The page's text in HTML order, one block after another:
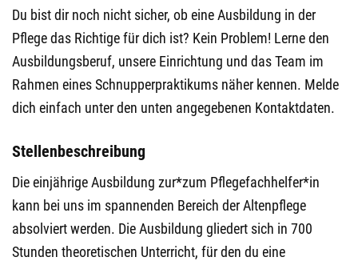
Du bist dir noch nicht sicher, ob eine Ausbildung in der
Pflege das Richtige für dich ist? Kein Problem! Lerne den
Ausbildungsberuf, unsere Einrichtung und das Team im
Rahmen eines Schnupperpraktikums näher kennen. Melde
dich einfach unter den unten angegebenen Kontaktdaten.
Stellenbeschreibung
Die einjährige Ausbildung zur*zum Pflegefachhelfer*in
kann bei uns im spannenden Bereich der Altenpflege
absolviert werden. Die Ausbildung gliedert sich in 700
Stunden theoretischen Unterricht, für den du eine